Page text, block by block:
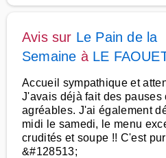
Avis sur Le Pain de la
Semaine à LE
Accueil sympathique et
J'avais déjà fait des pauses
agréables. J'ai également
midi le samedi, le menu
crudités et soupe !! C'est
&#128513;